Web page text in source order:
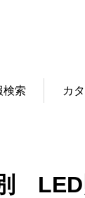
検索 カ
LED